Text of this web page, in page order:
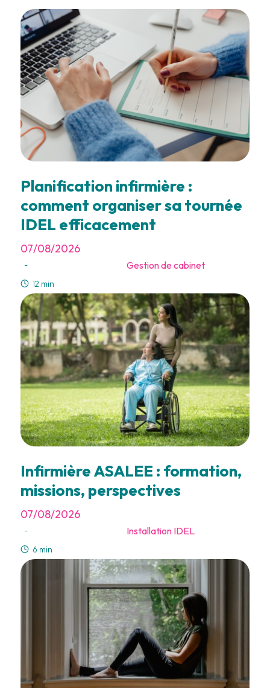
Planification infirmière :
comment organiser sa tournée
IDEL efficacement
07/08/2026
- Gestion de cabinet
12 min
Infirmière ASALEE : formation,
missions, perspectives
07/08/2026
- Installation IDEL
6 min